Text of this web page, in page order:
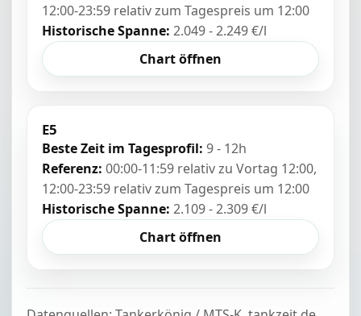
12:00-23:59 relativ zum Tagespreis um 12:00
Historische Spanne: 2.049 - 2.249 €/l
Chart öffnen
E5
Beste Zeit im Tagesprofil: 9 - 12h
Referenz: 00:00-11:59 relativ zu Vortag 12:00,
12:00-23:59 relativ zum Tagespreis um 12:00
Historische Spanne: 2.109 - 2.309 €/l
Chart öffnen